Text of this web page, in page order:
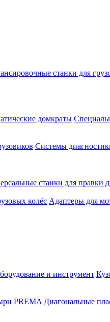
станки для
домкраты
Системы
станки для правки
колёс Адаптеры для
и инструмент
PREMA Диагональные